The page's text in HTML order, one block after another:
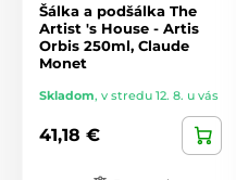
Šálka ​​a podšálka The
Artist 's House - Artis
Orbis 250ml, Claude
Monet
Skladom, v stredu 12. 8. u vás
41,18 €